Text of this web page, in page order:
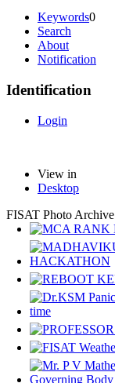
Keywords0
Search
About
Notification
Identification
Login
View in
Desktop
FISAT Photo Archive